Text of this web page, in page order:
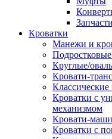
Запчасти
Кроватки
Манежи и
Круглые/
Кровати-
Классические
Кроватки с
механизмом
Кровати-
Кроватки с